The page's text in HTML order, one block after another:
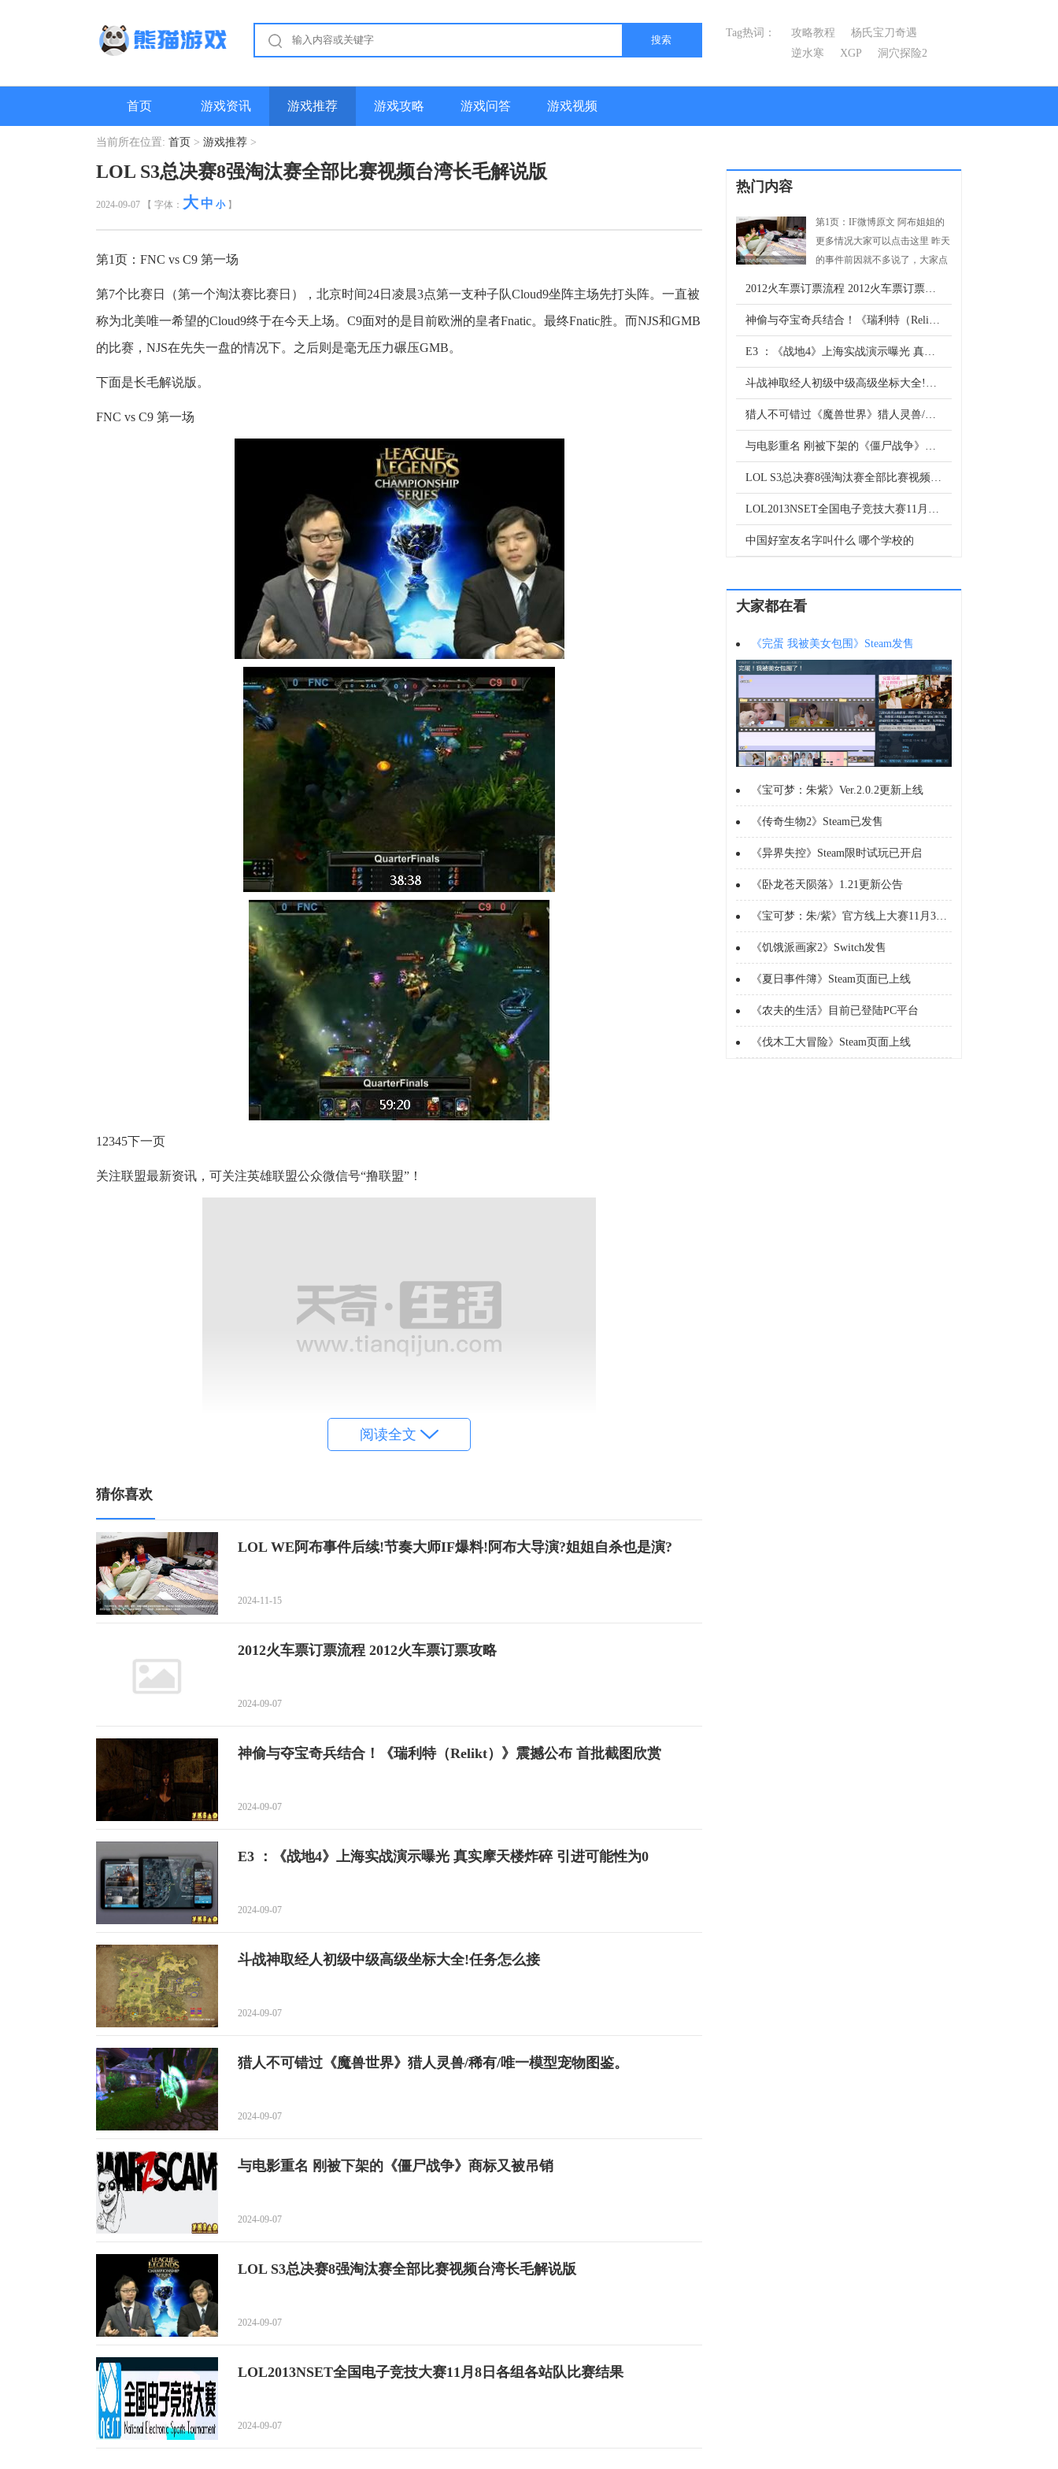
搜索
Tag热词： 攻略教程
杨氏宝刀奇遇
逆水寒
XGP
洞穴探险2
首页 游戏资讯 游戏推荐 游戏攻略 游戏问答 游戏视频
当前所在位置: 首页 > 游戏推荐 >
LOL S3总决赛8强淘汰赛全部比赛视频台湾长毛解说版
2024-09-07 【 字体： 大 中 小】
第1页：FNC vs C9 第一场
第7个比赛日（第一个淘汰赛比赛日），北京时间24日凌晨3点第一支种子队Cloud9坐阵主场先打头阵。一直被
称为北美唯一希望的Cloud9终于在今天上场。C9面对的是目前欧洲的皇者Fnatic。最终Fnatic胜。而NJS和GMB
的比赛，NJS在先失一盘的情况下。之后则是毫无压力碾压GMB。
下面是长毛解说版。
FNC vs C9 第一场
12345下一页
关注联盟最新资讯，可关注英雄联盟公众微信号“撸联盟”！
热门赛事关注
LCK职业联赛
MSI季中赛
LCS北美联赛
LMS职业联赛
LDL职业联赛
阅读全文
猜你喜欢
LOL WE阿布事件后续!节奏大师IF爆料!阿布大导演?姐姐自杀也是演?
2024-11-15
2012火车票订票流程 2012火车票订票攻略
2024-09-07
神偷与夺宝奇兵结合！《瑞利特（Relikt）》震撼公布 首批截图欣赏
2024-09-07
E3 ：《战地4》上海实战演示曝光 真实摩天楼炸碎 引进可能性为0
2024-09-07
斗战神取经人初级中级高级坐标大全!任务怎么接
2024-09-07
猎人不可错过《魔兽世界》猎人灵兽/稀有/唯一模型宠物图鉴。
2024-09-07
与电影重名 刚被下架的《僵尸战争》商标又被吊销
2024-09-07
LOL S3总决赛8强淘汰赛全部比赛视频台湾长毛解说版
2024-09-07
LOL2013NSET全国电子竞技大赛11月8日各组各站队比赛结果
2024-09-07
热门内容
第1页：IF微博原文 阿布姐姐的
更多情况大家可以点击这里 昨天
的事件前因就不多说了，大家点
2012火车票订票流程 2012火车票订票攻略
神偷与夺宝奇兵结合！《瑞利特（Relikt）》震撼公布 首批截图欣赏
E3 ：《战地4》上海实战演示曝光 真实摩天楼炸碎 引进可能性为0
斗战神取经人初级中级高级坐标大全!任务怎么接
猎人不可错过《魔兽世界》猎人灵兽/稀有/唯一模型宠物图鉴。
与电影重名 刚被下架的《僵尸战争》商标又被吊销
LOL S3总决赛8强淘汰赛全部比赛视频台湾长毛解说版
LOL2013NSET全国电子竞技大赛11月8日各组各站队比赛结果
中国好室友名字叫什么 哪个学校的
大家都在看
《完蛋 我被美女包围》Steam发售
《宝可梦：朱紫》Ver.2.0.2更新上线
《传奇生物2》Steam已发售
《异界失控》Steam限时试玩已开启
《卧龙苍天陨落》1.21更新公告
《宝可梦：朱/紫》官方线上大赛11月3日举行
《饥饿派画家2》Switch发售
《夏日事件簿》Steam页面已上线
《农夫的生活》目前已登陆PC平台
《伐木工大冒险》Steam页面上线